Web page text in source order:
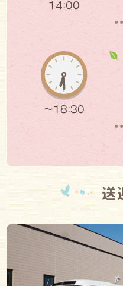
14:00
～18:30
送